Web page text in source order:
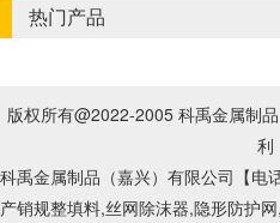
热门产品
版权所有@2022-2005 科禹金属制
利
科禹金属制品（嘉兴）有限公司【电
产销规整填料,丝网除沫器,隐形防护